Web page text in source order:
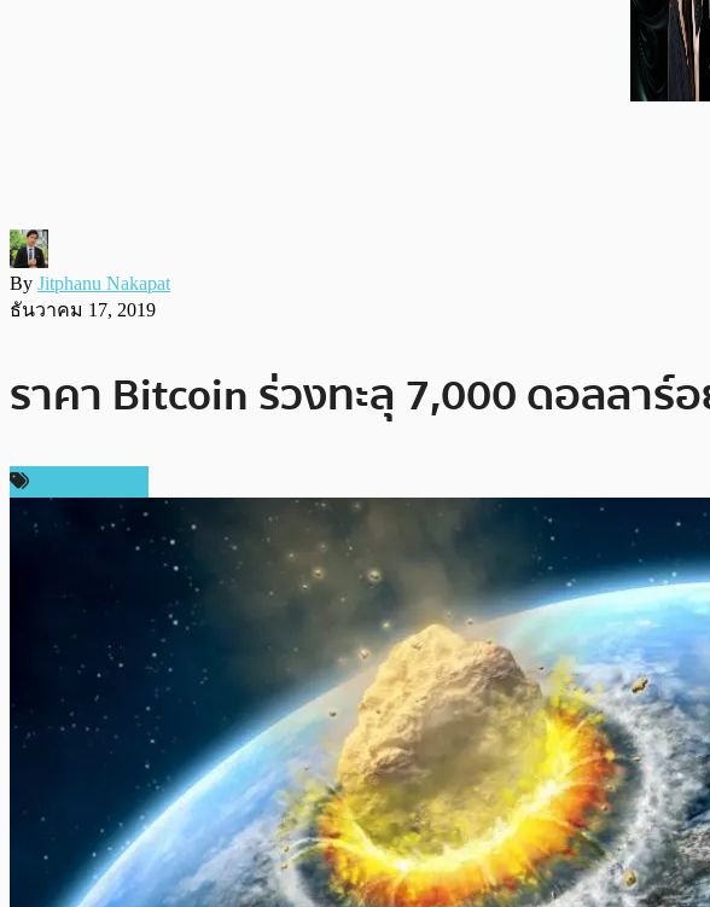
By Jitphanu Nakapat
ธันวาคม 17, 2019
ราคา Bitcoin ร่วงทะลุ 7,000 ดอลลาร์